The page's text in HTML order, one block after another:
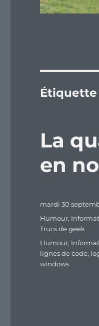
Étiquette
La
en
Publié
mardi 30
Catégories
Humour,
Trucs de geek
Étiquettes
Humour,
lignes de code,
windows